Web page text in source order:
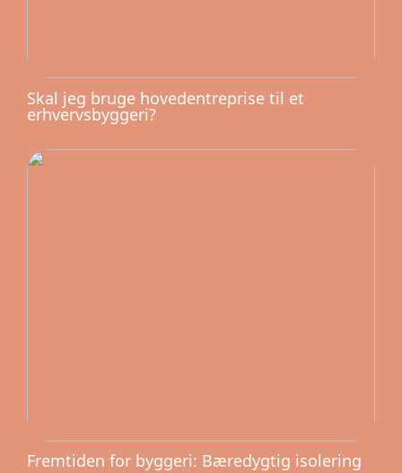
Skal jeg bruge hovedentreprise til et
erhvervsbyggeri?
Fremtiden for byggeri: Bæredygtig isolering